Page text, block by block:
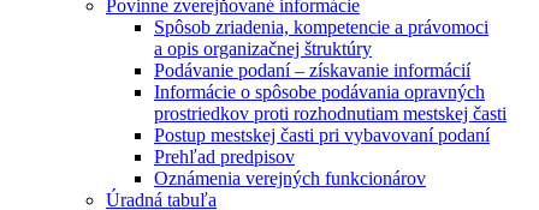
Povinne zverejňované informácie
Spôsob zriadenia, kompetencie a právomoci
a opis organizačnej štruktúry
Podávanie podaní – získavanie informácií
Informácie o spôsobe podávania opravných
prostriedkov proti rozhodnutiam mestskej časti
Postup mestskej časti pri vybavovaní podaní
Prehľad predpisov
Oznámenia verejných funkcionárov
Úradná tabuľa